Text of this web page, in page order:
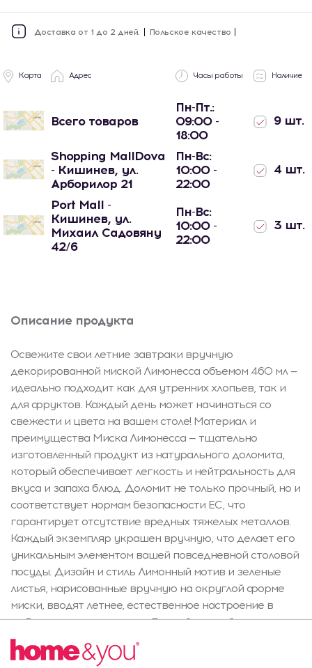
Доставка от 1 до 2 дней. Польское качество
Карта Адрес Часы работы Наличие
Всего товаров
Пн-Пт.:
09:00 -
18:00
9 шт.
Shopping MallDova
- Кишинев, ул.
Арборилор 21
Пн-Вс:
10:00 -
22:00
4 шт.
Port Mall -
Кишинев, ул.
Михаил Садовяну
42/6
Пн-Вс:
10:00 -
22:00
3 шт.
Описание продукта
Освежите свои летние завтраки вручную
декорированной миской Лимонесса объемом 460 мл —
идеально подходит как для утренних хлопьев, так и
для фруктов. Каждый день может начинаться со
свежести и цвета на вашем столе! Материал и
преимущества Миска Лимонесса — тщательно
изготовленный продукт из натурального доломита,
который обеспечивает легкость и нейтральность для
вкуса и запаха блюд. Доломит не только прочный, но и
соответствует нормам безопасности ЕС, что
гарантирует отсутствие вредных тяжелых металлов.
Каждый экземпляр украшен вручную, что делает его
уникальным элементом вашей повседневной столовой
посуды. Дизайн и стиль Лимонный мотив и зеленые
листья, нарисованные вручную на округлой форме
миски, вводят летнее, естественное настроение в
любую кухню и столовую. Сочный желтый цвет вместе
с декоративными выпуклыми лимонами оживляет
интерьер, а эффект ручной работы делает миску